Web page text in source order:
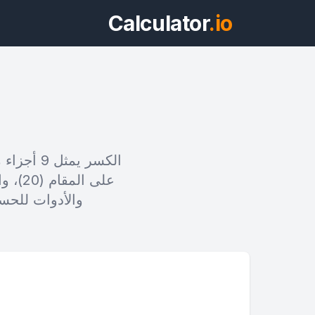
Calculator.io
معاينة ما
والأدوات